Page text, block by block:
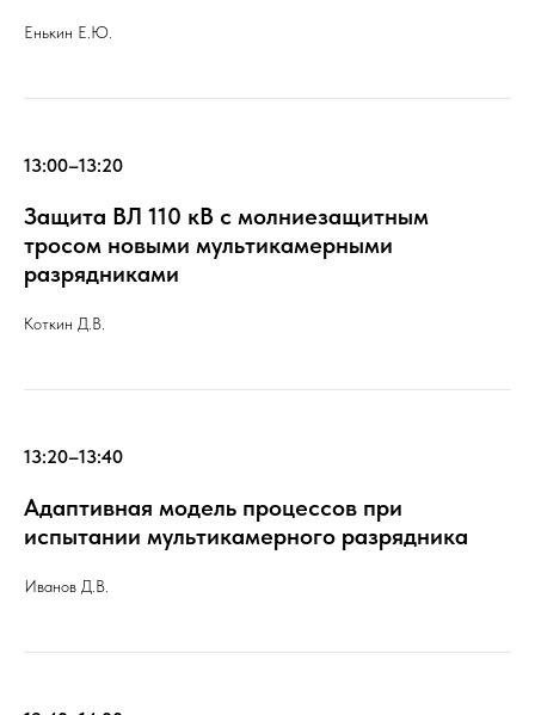
Енькин Е.Ю.
13:00–13:20
Защита ВЛ 110 кВ с молниезащитным
тросом новыми мультикамерными
разрядниками
Коткин Д.В.
13:20–13:40
Адаптивная модель процессов при
испытании мультикамерного разрядника
Иванов Д.В.